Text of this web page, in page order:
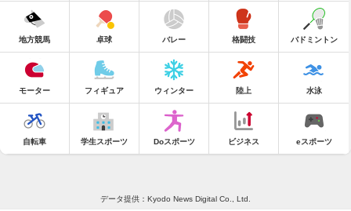
地方競馬 卓球 バレー 格闘技 バドミントン
モーター フィギュア ウィンター 陸上 水泳
自転車 学生スポーツ Doスポーツ ビジネス eスポーツ
データ提供：Kyodo News Digital Co., Ltd.